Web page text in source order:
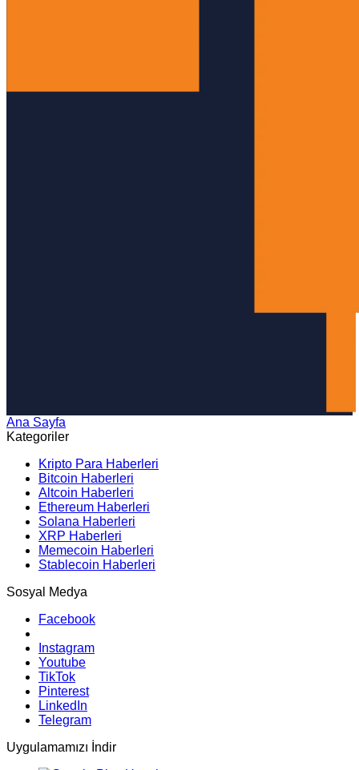
Ana Sayfa
Kategoriler
Kripto Para Haberleri
Bitcoin Haberleri
Altcoin Haberleri
Ethereum Haberleri
Solana Haberleri
XRP Haberleri
Memecoin Haberleri
Stablecoin Haberleri
Sosyal Medya
Facebook
Instagram
Youtube
TikTok
Pinterest
LinkedIn
Telegram
Uygulamamızı İndir